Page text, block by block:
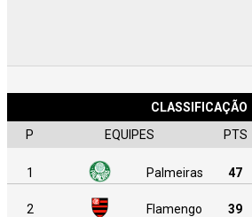
CLASSIFICAÇÃO
P
EQUIPES PTS
1 Palmeiras 47
2 Flamengo 39